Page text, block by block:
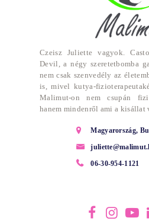
Czeisz Juliette vagyok.
Devil, a négy szeretetbomba
nem csak szenvedély az
is, mivel kutya-
Malimut-on nem csupán
hanem mindenről ami a kisállat
Magyarország,
06-30-954-1121